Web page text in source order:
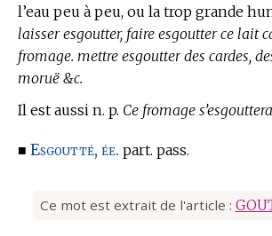
l’eau peu à peu, ou la trop grande
laisser esgoutter, faire esgoutter ce lait
fromage. mettre esgoutter des cardes,
moruë &c.
Il est aussi n. p. Ce fromage
■ Esgoutté, ée. part. pass.
Ce mot est extrait de l'article :